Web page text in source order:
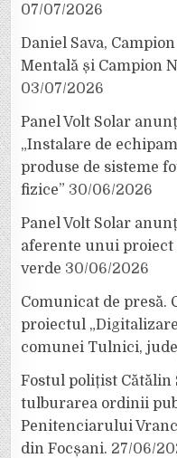
07/07/2026
Daniel Sava,
Mentală și Campion
03/07/2026
Panel Volt Solar
„Instalare de
produse de sisteme
fizice” 30/06/2026
Panel Volt Solar
aferente unui
verde 30/06/2026
Comunicat de presă.
proiectul
comunei Tulnici,
Fostul polițist Cătălin
tulburarea ordinii
Penitenciarului
din Focșani. 27/06/